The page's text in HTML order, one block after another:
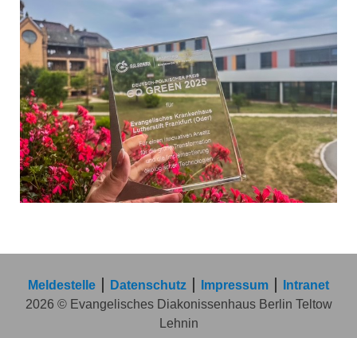
Meldestelle Datenschutz Impressum
Intranet
2026 © Evangelisches Diakonissenhaus Berlin Teltow
Lehnin